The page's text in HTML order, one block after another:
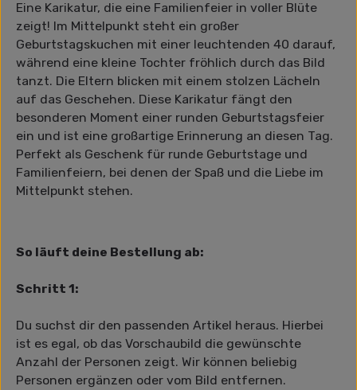
Eine Karikatur, die eine Familienfeier in voller Blüte
zeigt! Im Mittelpunkt steht ein großer
Geburtstagskuchen mit einer leuchtenden 40 darauf,
während eine kleine Tochter fröhlich durch das Bild
tanzt. Die Eltern blicken mit einem stolzen Lächeln
auf das Geschehen. Diese Karikatur fängt den
besonderen Moment einer runden Geburtstagsfeier
ein und ist eine großartige Erinnerung an diesen Tag.
Perfekt als Geschenk für runde Geburtstage und
Familienfeiern, bei denen der Spaß und die Liebe im
Mittelpunkt stehen.
So läuft deine Bestellung ab:
Schritt 1:
Du suchst dir den passenden Artikel heraus. Hierbei
ist es egal, ob das Vorschaubild die gewünschte
Anzahl der Personen zeigt. Wir können beliebig
Personen ergänzen oder vom Bild entfernen.